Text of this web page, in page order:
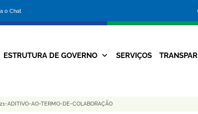
o Chat
da
Prefeitura
Navegação
ESTRUTURA DE GOVERNO SERVIÇOS
ADITIVO-AO-TERMO-DE-COLABORAÇÃO